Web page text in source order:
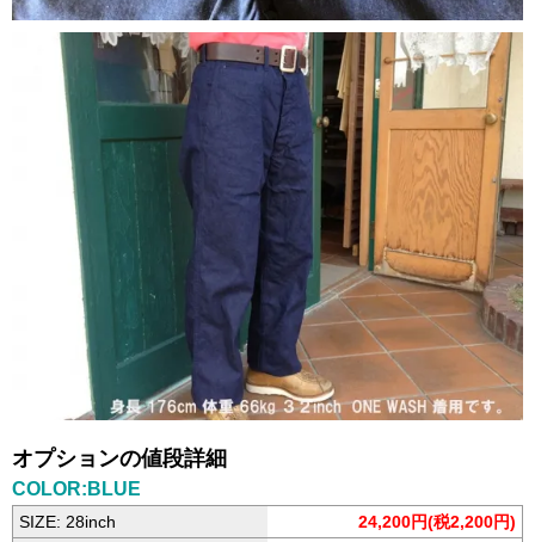
オプションの値段詳細
COLOR:BLUE
SIZE: 28inch
24,200円(税2,200円)